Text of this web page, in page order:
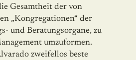
Gesamtheit der von
„Kongregationen“ der
und Beratungsorgane, zu
umzuformen.
zweifellos beste